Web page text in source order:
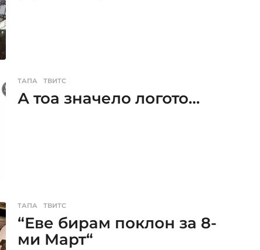
ТАПА ,ТВИТС
А тоа значело логото…
ТАПА ,ТВИТС
“Еве бирам поклон за 8-
ми Март“